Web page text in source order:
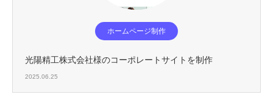
ホームページ制作
光陽精工株式会社様のコーポレートサイトを制作
2025.06.25